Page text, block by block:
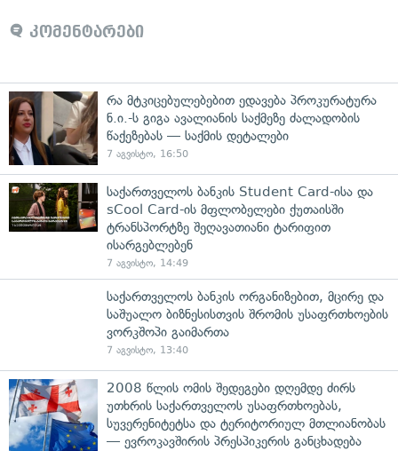
კომენტარები
რა მტკიცებულებებით ედავება პროკურატურა
ნ.ი.-ს გიგა ავალიანის საქმეზე ძალადობის
წაქეზებას — საქმის დეტალები
7 აგვისტო, 16:50
საქართველოს ბანკის Student Card-ისა და
sCool Card-ის მფლობელები ქუთაისში
ტრანსპორტზე შეღავათიანი ტარიფით
ისარგებლებენ
7 აგვისტო, 14:49
საქართველოს ბანკის ორგანიზებით, მცირე და
საშუალო ბიზნესისთვის შრომის უსაფრთხოების
ვორკშოპი გაიმართა
7 აგვისტო, 13:40
2008 წლის ომის შედეგები დღემდე ძირს
უთხრის საქართველოს უსაფრთხოებას,
სუვერენიტეტსა და ტერიტორიულ მთლიანობას
— ევროკავშირის პრესპიკერის განცხადება